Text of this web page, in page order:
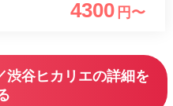
」の原田慎次
な空間でお楽しみくださ
4300 円〜
渋谷ヒカリエの詳細を